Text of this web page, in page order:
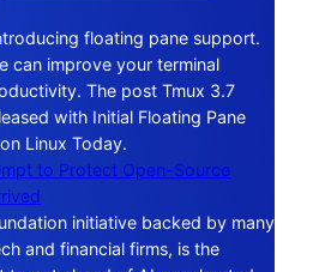
floating pane support.
can improve your terminal
The post Tmux 3.7
with Initial Floating Pane
Linux Today.
to Protect Open-Source
initiative backed by many
and financial firms, is the